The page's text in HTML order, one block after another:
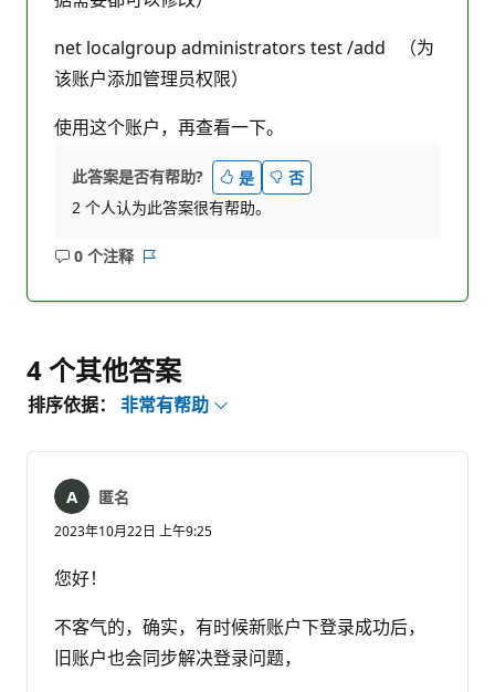
net localgroup administrators test /add （为
该账户添加管理员权限）
使用这个账户，再查看一下。
此答案是否有帮助? 是
否
2 个人认为此答案很有帮助。
0 个注释
无
4 个其他答案
排序依据： 非常有帮助
匿名
2023年10月22日 上午9:25
您好！
不客气的，确实，有时候新账户下登录成功后，
旧账户也会同步解决登录问题，